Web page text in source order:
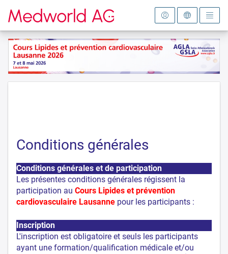
Vers la page d'accueil
Conditions générales
Conditions générales et de participation
Les présentes conditions générales régissent la
participation au Cours Lipides et prévention
cardiovasculaire Lausanne pour les participants :
Inscription
L'inscription est obligatoire et seuls les participants
ayant une formation/qualification médicale et/ou